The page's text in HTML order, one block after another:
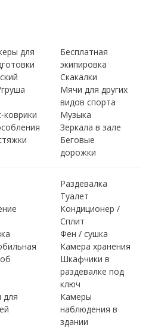
для
Бесплатная
экипировка
Скакалки
Мячи для других
видов спорта
коврики
Музыка
Зеркала в зале
Беговые
дорожки
Раздевалка
Туалет
Кондиционер /
Сплит
Фен / сушка
Камера хранения
Шкафчики в
раздевалке под
ключ
для
Камеры
наблюдения в
здании